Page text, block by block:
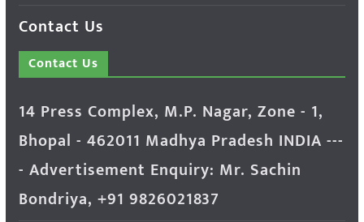
Contact Us
Contact Us
14 Press Complex, M.P. Nagar, Zone - 1,
Bhopal - 462011 Madhya Pradesh INDIA ---
- Advertisement Enquiry: Mr. Sachin
Bondriya, +91 9826021837